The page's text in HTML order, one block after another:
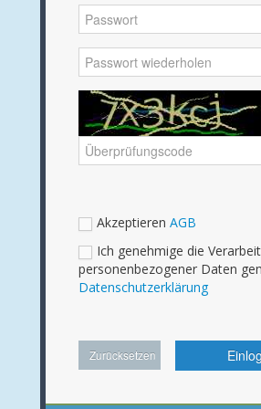
Akzeptieren AGB
personenbezogener Daten
Datenschutzerklärung
Zurücksetzen